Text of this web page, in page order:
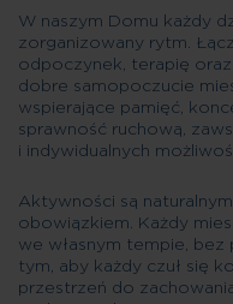
W naszym Domu każdy
zorganizowany rytm.
odpoczynek, terapię
dobre samopoczucie
wspierające pamięć,
sprawność ruchową,
i indywidualnych
Aktywności są
obowiązkiem. Każdy
we własnym tempie, bez
tym, aby każdy czuł się
przestrzeń do